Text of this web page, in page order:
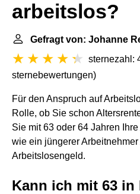
arbeitslos?
Gefragt von: Johanne
sternezahl:
sternebewertungen)
Für den Anspruch auf
Rolle, ob Sie schon
Sie mit 63 oder 64 Jahren
wie ein jüngerer
Arbeitslosengeld.
Kann ich mit 63 in